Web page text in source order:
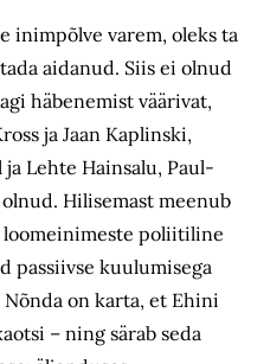
inimpõlve varem, oleks ta
aidanud. Siis ei olnud
häbenemist väärivat,
ja Jaan Kaplinski,
Lehte Hainsalu, Paul-
Hilisemast meenub
loomeinimeste poliitiline
passiivse kuulumisega
on karta, et Ehini
– ning särab seda